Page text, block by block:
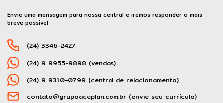
Empreendimentos
Contato
Canal Direto - Denúncias
Envie uma mensagem para nossa central e iremos responder o mais
breve possível
(24) 3346-2427
(24) 9 9955-9898 (vendas)
(24) 9 9310-0799 (central de relacionamento)
contato@grupoaceplan.com.br (envie seu currículo)